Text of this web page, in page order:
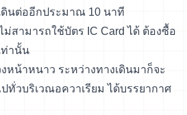
ดินต่ออีกประมาณ 10 นาที
สามารถใช้บัตร IC Card ได้ ต้องซื้อ
ท่านั้น
หน้าหนาว ระหว่างทางเดินมาก็จะ
ทั่วบริเวณอควาเรียม ได้บรรยากาศ